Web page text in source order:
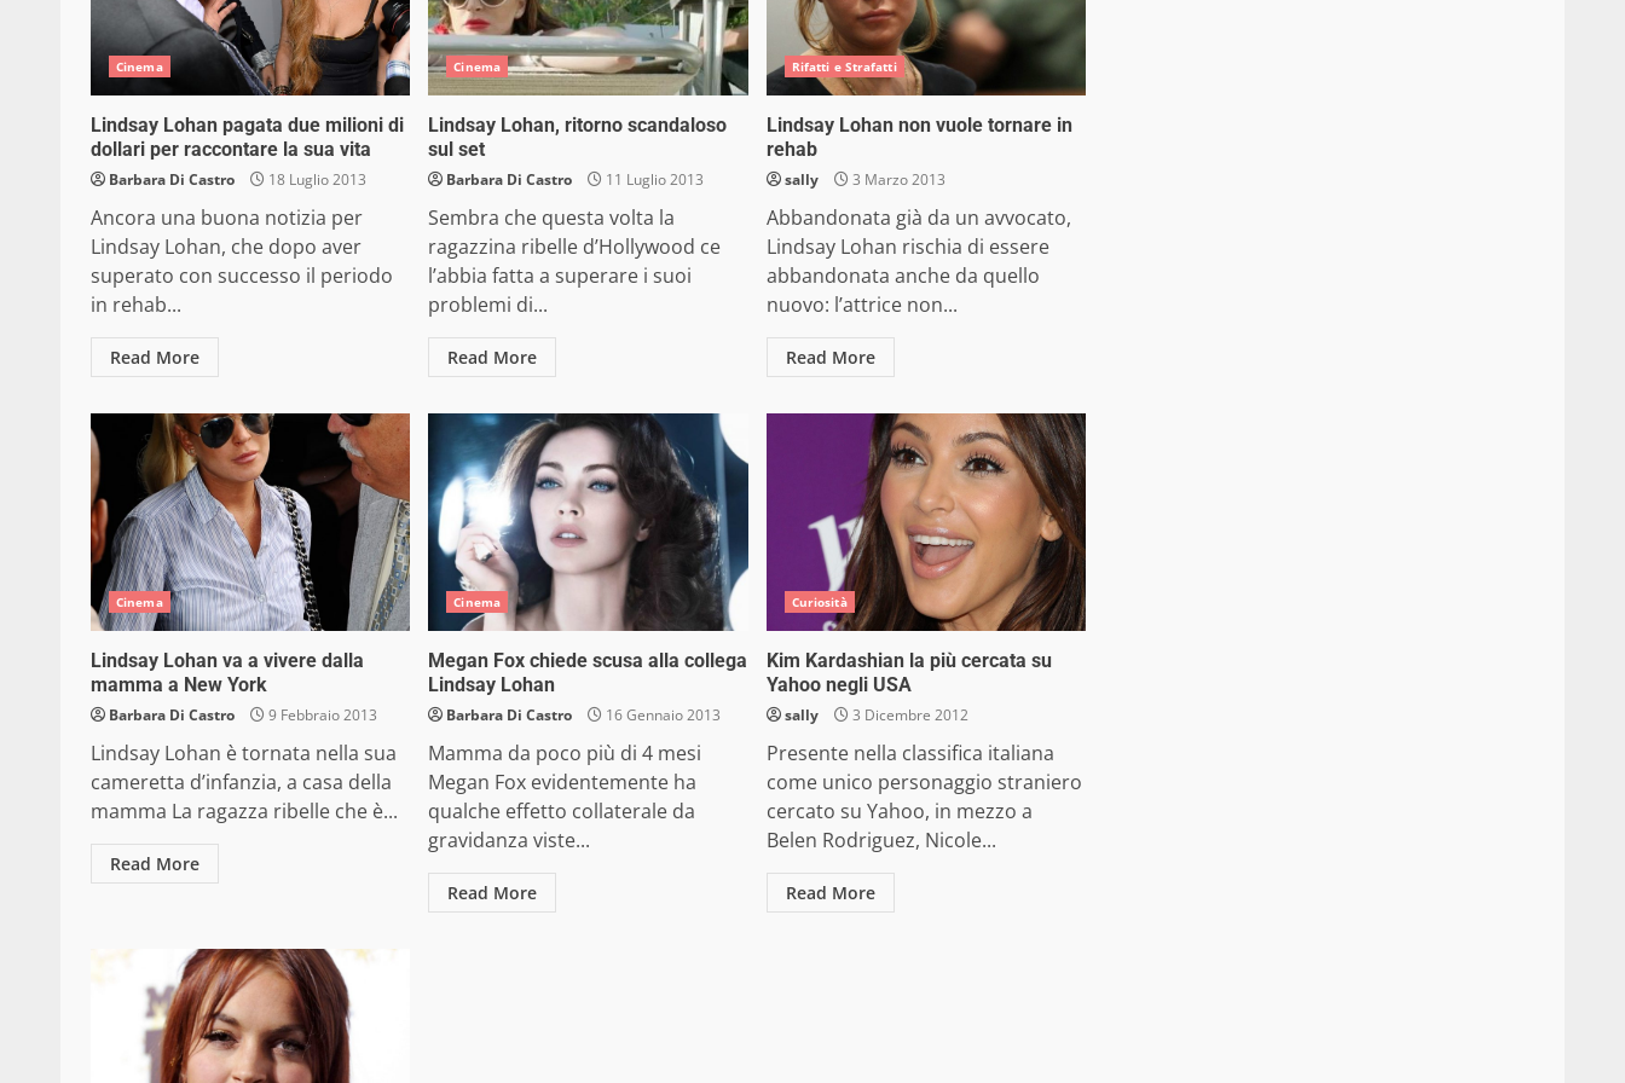
Cinema
Lindsay Lohan pagata due milioni di
dollari per raccontare la sua vita
Barbara Di Castro 18 Luglio 2013
Ancora una buona notizia per
Lindsay Lohan, che dopo aver
superato con successo il periodo
in rehab...
Read More
Cinema
Lindsay Lohan, ritorno scandaloso
sul set
Barbara Di Castro 11 Luglio 2013
Sembra che questa volta la
ragazzina ribelle d’Hollywood ce
l’abbia fatta a superare i suoi
problemi di...
Read More
Rifatti e Strafatti
Lindsay Lohan non vuole tornare in
rehab
sally 3 Marzo 2013
Abbandonata già da un avvocato,
Lindsay Lohan rischia di essere
abbandonata anche da quello
nuovo: l’attrice non...
Read More
Cinema
Lindsay Lohan va a vivere dalla
mamma a New York
Barbara Di Castro 9 Febbraio 2013
Lindsay Lohan è tornata nella sua
cameretta d’infanzia, a casa della
mamma La ragazza ribelle che è...
Read More
Cinema
Megan Fox chiede scusa alla collega
Lindsay Lohan
Barbara Di Castro 16 Gennaio 2013
Mamma da poco più di 4 mesi
Megan Fox evidentemente ha
qualche effetto collaterale da
gravidanza viste...
Read More
Curiosità
Kim Kardashian la più cercata su
Yahoo negli USA
sally 3 Dicembre 2012
Presente nella classifica italiana
come unico personaggio straniero
cercato su Yahoo, in mezzo a
Belen Rodriguez, Nicole...
Read More